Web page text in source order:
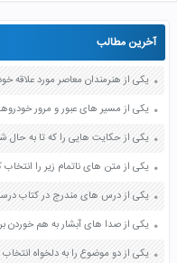
آخرین مطالب
یکی از مسیر های عبور و مرور